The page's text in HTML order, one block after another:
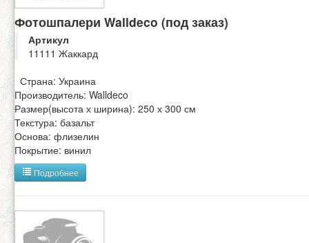
Фотошпалери Walldeco (под заказ)
Артикул
11111 Жаккард
Страна: Украина
Производитель: Walldeco
Размер(высота х ширина): 250 х 300 см
Текстура: базальт
Основа: флизелин
Покрытие: винил
Подробнее